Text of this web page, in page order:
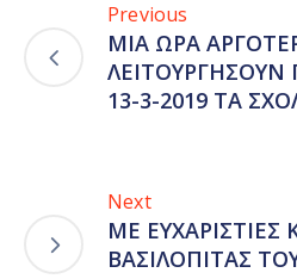
Previous
ΜΙΑ ΩΡΑ
ΛΕΙΤΟΥΡΓΗΣΟΥΝ
13-3-2019 ΤΑ
Next
ΜΕ ΕΥΧΑΡΙΣΤΙΕΣ
ΒΑΣΙΛΟΠΙΤΑΣ